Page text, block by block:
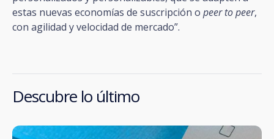
estas nuevas economías de suscripción o peer to peer,
con agilidad y velocidad de mercado”.
Descubre lo último